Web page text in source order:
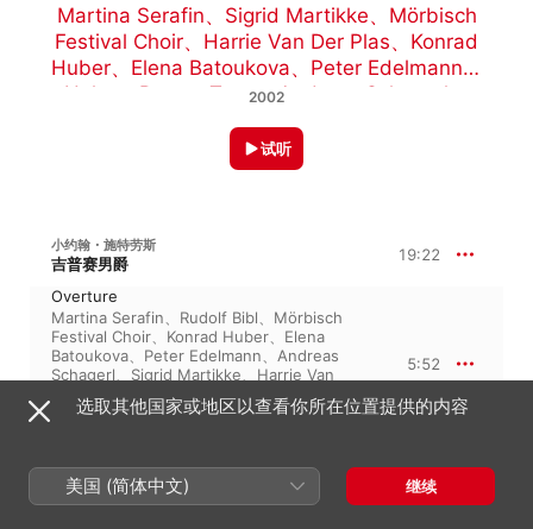
Martina Serafin、 Sigrid Martikke、 Mörbisch
Festival Choir、 Harrie Van Der Plas、 Konrad
Huber、 Elena Batoukova、 Peter Edelmann、
Helmut Berger-Tuna、Andreas Schagerl
Rudolf Bibl、Christine Bath
2002
试听
小约翰・施特劳斯
吉普赛男爵 19:22
Overture
Martina Serafin、 Rudolf Bibl、 Mörbisch
Festival Choir、 Konrad Huber、 Elena
Batoukova、 Peter Edelmann、 Andreas
Schagerl、 Sigrid Martikke、 Harrie Van
Der Plas
、 Christine Bath、 Mörbisch
Festival Orchestra、海因茨 · 泽德尼克、
5:52
Schiffersknecht
Andreas Schagerl、 Helmut Berger-Tuna
Konrad Huber、Harrie Van Der Plas、
选取其他国家或地区以查看你所在位置提供的内容
美国 (简体中文) 继续